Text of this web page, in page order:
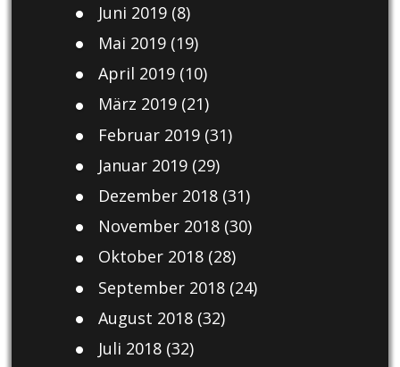
Juni 2019(8)
Mai 2019(19)
April 2019(10)
März 2019(21)
Februar 2019(31)
Januar 2019(29)
Dezember 2018(31)
November 2018(30)
Oktober 2018(28)
September 2018(24)
August 2018(32)
Juli 2018(32)